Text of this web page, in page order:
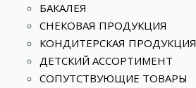
БАКАЛЕЯ
СНЕКОВАЯ ПРОДУКЦИЯ
КОНДИТЕРСКАЯ ПРОДУКЦИЯ
ДЕТСКИЙ АССОРТИМЕНТ
СОПУТСТВУЮЩИЕ ТОВАРЫ